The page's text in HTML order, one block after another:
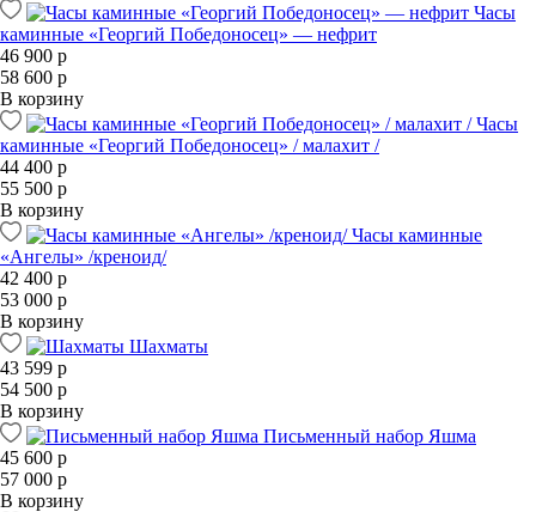
Часы
каминные «Георгий Победоносец» — нефрит
46 900 р
58 600 р
В корзину
Часы
каминные «Георгий Победоносец» / малахит /
44 400 р
55 500 р
В корзину
Часы каминные
«Ангелы» /креноид/
42 400 р
53 000 р
В корзину
Шахматы
43 599 р
54 500 р
В корзину
Письменный набор Яшма
45 600 р
57 000 р
В корзину